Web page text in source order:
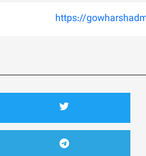
https://